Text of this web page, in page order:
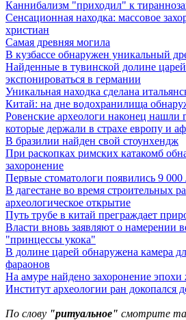
Каннибализм "приходил" к
Сенсационная находка: массовое
христиан
Самая древняя могила
В кузбассе обнаружен уникальный
Найденные в тувинской долине
экспонироваться в германии
Уникальная находка сделана
Китай: на дне водохранилища
Ровенские археологи наконец нашли
которые держали в страхе европу и
В бразилии найден свой стоунхендж
При раскопках римских катакомб
захоронение
Первые стоматологи появились 9 000
В дагестане во время строительных
археологическое открытие
Путь трубе в китай преграждает
Власти вновь заявляют о намерении
"принцессы укока"
В долине царей обнаружена камера
фараонов
На амуре найдено захоронение эпохи
Институт археологии ран докопался
По слову "ритуальное" смотрите